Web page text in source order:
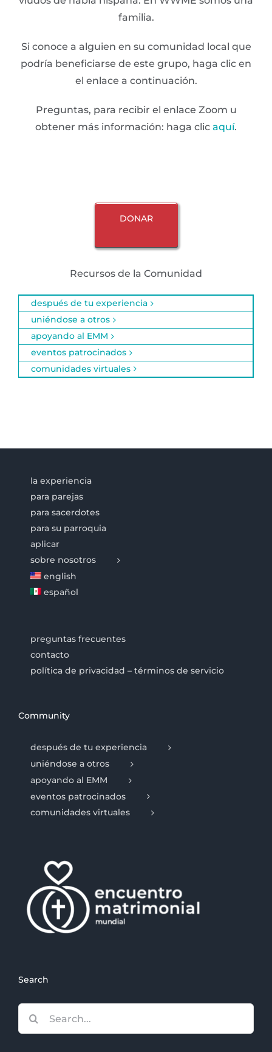
familia.
Si conoce a alguien en su comunidad local que
podría beneficiarse de este grupo, haga clic en
el enlace a continuación.
Preguntas, para recibir el enlace Zoom u
obtener más información: haga clic aquí.
DONAR
Recursos de la Comunidad
después de tu experiencia
uniéndose a otros
apoyando al EMM
eventos patrocinados
comunidades virtuales
la experiencia
para parejas
para sacerdotes
para su parroquia
aplicar
sobre nosotros
english
español
preguntas frecuentes
contacto
política de privacidad – términos de servicio
Community
después de tu experiencia
uniéndose a otros
apoyando al EMM
eventos patrocinados
comunidades virtuales
Search
for: